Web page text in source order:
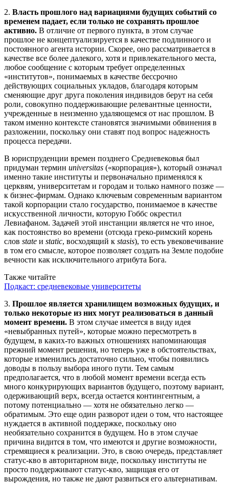
2. Власть прошлого над вариациями будущих событий со
временем падает, если только не сохранять прошлое
активно. В отличие от первого пункта, в этом случае
прошлое не концептуализируется в качестве подлинного и
постоянного агента истории. Скорее, оно рассматривается в
качестве все более далекого, хотя и привлекательного места,
любое сообщение с которым требует определенных
«институтов», понимаемых в качестве бессрочно
действующих социальных укладов, благодаря которым
сменяющие друг друга поколения индивидов берут на себя
роли, совокупно поддерживающие релевантные ценности,
учрежденные в неизменно удаляющемся от нас прошлом. В
таком именно контексте становятся значимыми обвинения в
разложении, поскольку они ставят под вопрос надежность
процесса передачи.
В юриспруденции времен позднего Средневековья был
придуман термин universitas («корпорация»), который означал
именно такие институты и первоначально применялся к
церквям, университетам и городам и только намного позже —
к бизнес-фирмам. Однако ключевым современным вариантом
такой корпорации стало государство, понимаемое в качестве
искусственной личности, которую Гоббс окрестил
Левиафаном. Задачей этой инстанции является не что иное,
как постоянство во времени (отсюда греко-римский корень
слов state и static, восходящий к stasis), то есть увековечивание
в том его смысле, которое позволяет создать на Земле подобие
вечности как исключительного атрибута Бога.
Также читайте
Подкаст: средневековые университеты
3. Прошлое является хранилищем возможных будущих, и
только некоторые из них могут реализоваться в данный
момент времени. В этом случае имеется в виду идея
«невыбранных путей», которые можно пересмотреть в
будущем, в каких-то важных отношениях напоминающая
прежний момент решения, но теперь уже в обстоятельствах,
которые изменились достаточно сильно, чтобы появились
доводы в пользу выбора иного пути. Тем самым
предполагается, что в любой момент времени всегда есть
много конкурирующих вариантов будущего, поэтому вариант,
одерживающий верх, всегда остается контингентным, а
потому потенциально — хотя не обязательно легко —
обратимым. Это еще один разворот идеи о том, что настоящее
нуждается в активной поддержке, поскольку оно
необязательно сохранится в будущем. Но в этом случае
причина видится в том, что имеются и другие возможности,
стремящиеся к реализации. Это, в свою очередь, представляет
статус-кво в авторитарном виде, поскольку институты не
просто поддерживают статус-кво, защищая его от
вырождения, но также не дают развиться его альтернативам.